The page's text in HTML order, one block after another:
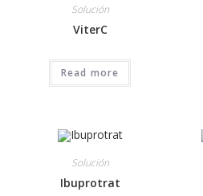
Solución
ViterC
Read more
Solución
Ibuprotrat